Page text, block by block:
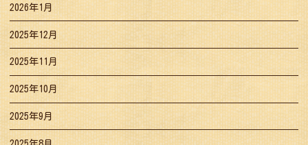
2026年1月
2025年12月
2025年11月
2025年10月
2025年9月